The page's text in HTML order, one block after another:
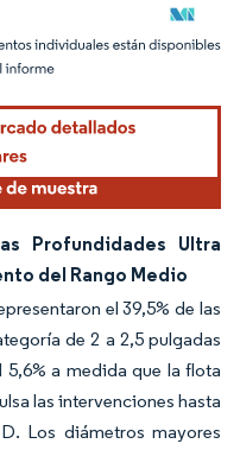
atribución según CC BY 4.0.
Profundidades Ultra
del Rango Medio
el 39,5% de las
de 2 a 2,5 pulgadas
a medida que la flota
las intervenciones hasta
Los diámetros mayores